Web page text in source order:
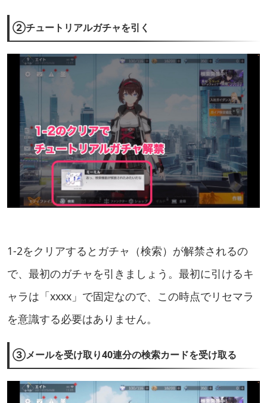
②チュートリアルガチャを引く
1-2をクリアするとガチャ（検索）が解禁されるの
で、最初のガチャを引きましょう。最初に引けるキ
ャラは「xxxx」で固定なので、この時点でリセマラ
を意識する必要はありません。
③メールを受け取り40連分の検索カードを受け取る